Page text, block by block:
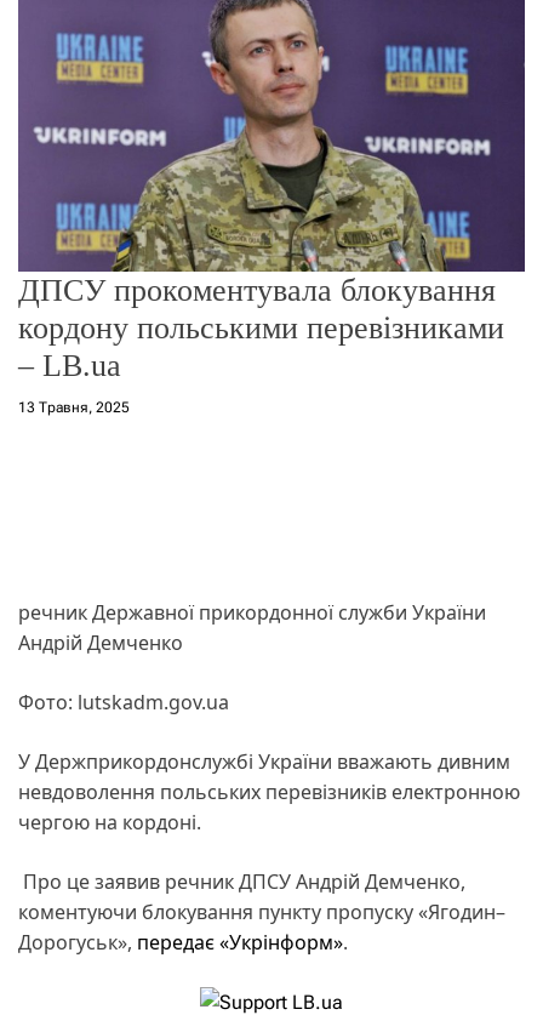
м
у
ДПСУ прокоментувала блокування
кордону польськими перевізниками
– LB.ua
13 Травня, 2025
речник Державної прикордонної служби України
Андрій Демченко
Фото: lutskadm.gov.ua
У Держприкордонслужбі України вважають дивним
невдоволення польських перевізників електронною
чергою на кордоні.
Про це заявив речник ДПСУ Андрій Демченко,
коментуючи блокування пункту пропуску «Ягодин–
Дорогуськ», передає «Укрінформ».